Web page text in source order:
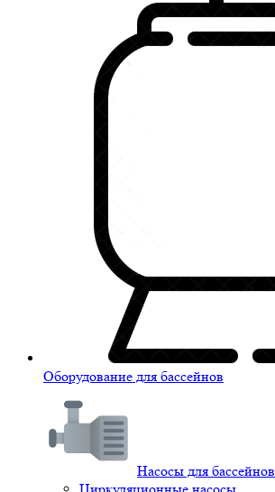
Оборудование для бассейнов
Насосы для бассейнов